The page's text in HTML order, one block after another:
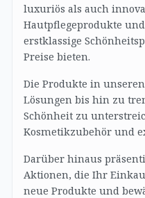
luxuriös als auch
Hautpflegeprodukte
erstklassige
Preise bieten.
Die Produkte in
Lösungen bis hin zu
Schönheit zu
Kosmetikzubehör und
Darüber hinaus
Aktionen, die Ihr
neue Produkte und